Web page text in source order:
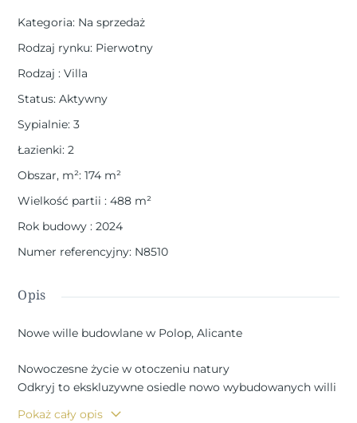
Kategoria: Na sprzedaż
Rodzaj rynku: Pierwotny
Rodzaj: Villa
Status: Aktywny
Sypialnie: 3
Łazienki: 2
Obszar, m²: 174 m²
Wielkość partii: 488 m²
Rok budowy: 2024
Numer referencyjny: N8510
Opis
Nowe wille budowlane w Polop, Alicante
Nowoczesne życie w otoczeniu natury
Odkryj to ekskluzywne osiedle nowo wybudowanych willi
Pokaż cały opis